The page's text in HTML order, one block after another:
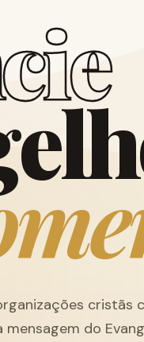
cie
elh
me
cristãs
do